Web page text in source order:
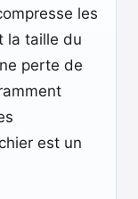
les
la taille du
perte de
est un